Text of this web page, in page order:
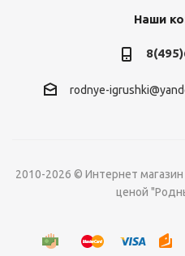
Наши
rodnye-
2010-2026 © Интернет
ценой